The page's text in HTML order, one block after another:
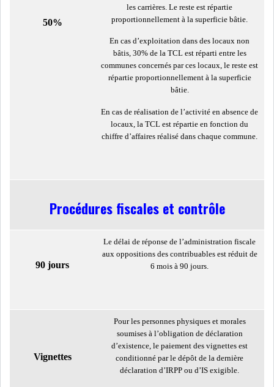
50%
les carrières. Le reste est répartie
proportionnellement à la superficie bâtie.
En cas d’exploitation dans des locaux non
bâtis, 30% de la TCL est réparti entre les
communes concernés par ces locaux, le reste est
répartie proportionnellement à la superficie
bâtie.
En cas de réalisation de l’activité en absence de
locaux, la TCL est répartie en fonction du
chiffre d’affaires réalisé dans chaque commune.
Procédures fiscales et contrôle
90 jours
Le délai de réponse de l’administration fiscale
aux oppositions des contribuables est réduit de
6 mois à 90 jours.
Vignettes
Pour les personnes physiques et morales
soumises à l’obligation de déclaration
d’existence, le paiement des vignettes est
conditionné par le dépôt de la dernière
déclaration d’IRPP ou d’IS exigible.